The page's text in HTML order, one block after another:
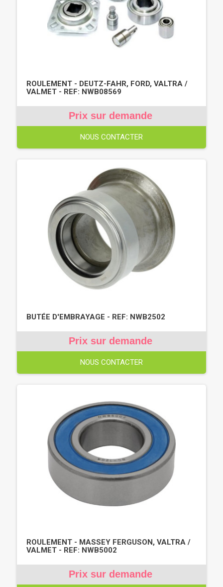
ROULEMENT - DEUTZ-FAHR, FORD, VALTRA /
VALMET - REF: NWB08569
Prix sur demande
NOUS CONTACTER
BUTÉE D'EMBRAYAGE - REF: NWB2502
Prix sur demande
NOUS CONTACTER
ROULEMENT - MASSEY FERGUSON, VALTRA /
VALMET - REF: NWB5002
Prix sur demande